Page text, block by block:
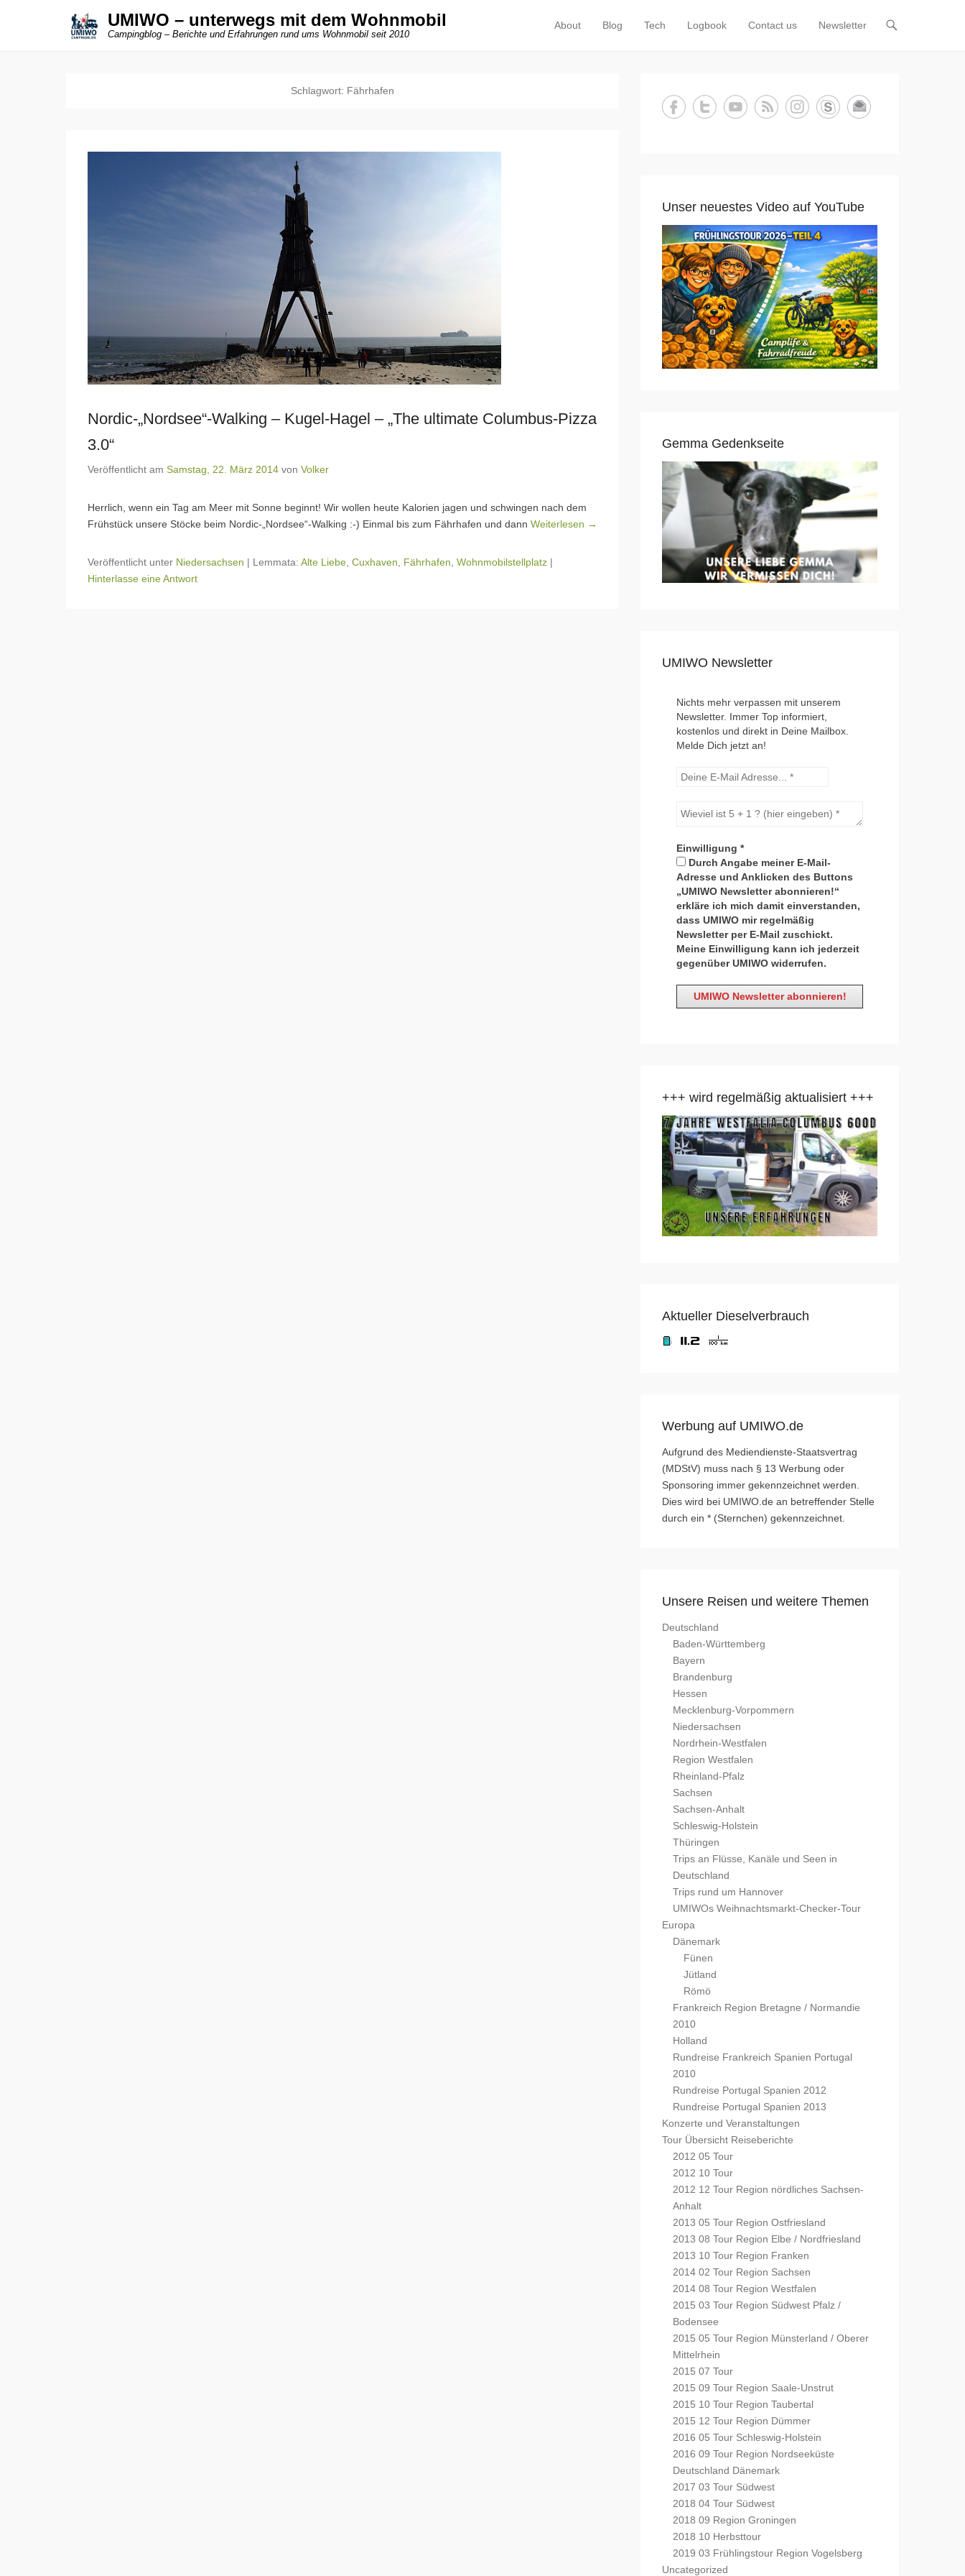
UMIWO – unterwegs mit dem Wohnmobil
Campingblog – Berichte und Erfahrungen rund ums Wohnmobil seit 2010
Primäres Menü
Zum Inhalt springen
About Blog Tech Logbook Contact us Newsletter
Schlagwort: Fährhafen
Nordic-„Nordsee“-Walking – Kugel-Hagel – „The ultimate Columbus-Pizza
3.0“
Veröffentlicht am Samstag, 22. März 2014 von Volker
Herrlich, wenn ein Tag am Meer mit Sonne beginnt! Wir wollen heute Kalorien jagen und schwingen nach dem
Frühstück unsere Stöcke beim Nordic-„Nordsee“-Walking :-) Einmal bis zum Fährhafen und dann Weiterlesen →
Veröffentlicht unter Niedersachsen | Lemmata: Alte Liebe Cuxhaven Fährhafen Wohnmobilstellplatz |
Hinterlasse eine Antwort
Unser neuestes Video auf YouTube
Gemma Gedenkseite
UMIWO Newsletter
Nichts mehr verpassen mit unserem
Newsletter. Immer Top informiert,
kostenlos und direkt in Deine Mailbox.
Melde Dich jetzt an!
Einwilligung *
Durch Angabe meiner E-Mail-
Adresse und Anklicken des Buttons
„UMIWO Newsletter abonnieren!“
erkläre ich mich damit einverstanden,
dass UMIWO mir regelmäßig
Newsletter per E-Mail zuschickt.
Meine Einwilligung kann ich jederzeit
gegenüber UMIWO widerrufen.
+++ wird regelmäßig aktualisiert +++
Aktueller Dieselverbrauch
Werbung auf UMIWO.de
Aufgrund des Mediendienste-Staatsvertrag
(MDStV) muss nach § 13 Werbung oder
Sponsoring immer gekennzeichnet werden.
Dies wird bei UMIWO.de an betreffender Stelle
durch ein * (Sternchen) gekennzeichnet.
Unsere Reisen und weitere Themen
Deutschland
Baden-Württemberg
Bayern
Brandenburg
Hessen
Mecklenburg-Vorpommern
Niedersachsen
Nordrhein-Westfalen
Region Westfalen
Rheinland-Pfalz
Sachsen
Sachsen-Anhalt
Schleswig-Holstein
Thüringen
Trips an Flüsse, Kanäle und Seen in
Deutschland
Trips rund um Hannover
UMIWOs Weihnachtsmarkt-Checker-Tour
Europa
Dänemark
Fünen
Jütland
Römö
Frankreich Region Bretagne / Normandie
2010
Holland
Rundreise Frankreich Spanien Portugal
2010
Rundreise Portugal Spanien 2012
Rundreise Portugal Spanien 2013
Konzerte und Veranstaltungen
Tour Übersicht Reiseberichte
2012 05 Tour
2012 10 Tour
2012 12 Tour Region nördliches Sachsen-
Anhalt
2013 05 Tour Region Ostfriesland
2013 08 Tour Region Elbe / Nordfriesland
2013 10 Tour Region Franken
2014 02 Tour Region Sachsen
2014 08 Tour Region Westfalen
2015 03 Tour Region Südwest Pfalz /
Bodensee
2015 05 Tour Region Münsterland / Oberer
Mittelrhein
2015 07 Tour
2015 09 Tour Region Saale-Unstrut
2015 10 Tour Region Taubertal
2015 12 Tour Region Dümmer
2016 05 Tour Schleswig-Holstein
2016 09 Tour Region Nordseeküste
Deutschland Dänemark
2017 03 Tour Südwest
2018 04 Tour Südwest
2018 09 Region Groningen
2018 10 Herbsttour
2019 03 Frühlingstour Region Vogelsberg
Uncategorized